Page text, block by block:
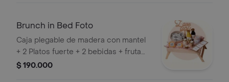
(plantita)
Brunch in Bed Foto
Caja plegable de madera con mantel
+ 2 Platos fuerte + 2 bebidas + fruta
(papaya en trozos) + maní + granola +
$ 190.000